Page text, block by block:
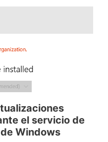
el servicio de
Windows